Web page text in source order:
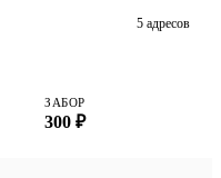
5 адресов
ЗАБОР
300 ₽